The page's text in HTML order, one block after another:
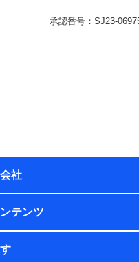
る情報、アンケートの回答に
、生年月日、性別、保険契約
加入の目的、保険商品の内容
方法、車のメーカーや走行距
送信履歴の情報及び保険の更
情報
は株式会社NTTドコモ・フィ
し、又は保有する保険契約に
険契約者及び被保険者の氏名
社
テンツ